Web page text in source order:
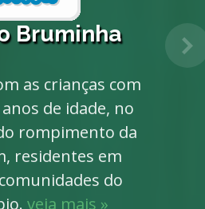
Bruminha
as crianças com
de idade, no
rompimento da
residentes em
do
veja mais »